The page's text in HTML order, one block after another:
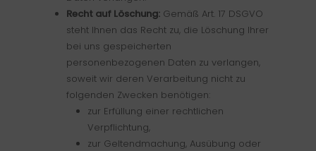
Recht auf Löschung: Gemäß Art. 17 DSGVO
steht Ihnen das Recht zu, die Löschung Ihrer
bei uns gespeicherten
personenbezogenen Daten zu verlangen,
soweit wir deren Verarbeitung nicht zu
folgenden Zwecken benötigen:
zur Erfüllung einer rechtlichen
Verpflichtung,
zur Geltendmachung, Ausübung oder